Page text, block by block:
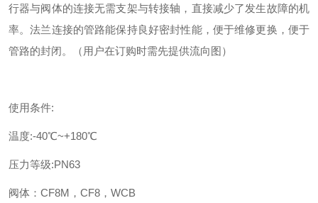
行器与阀体的连接无需支架与转接轴，直接减少了发生故障的机
率。法兰连接的管路能保持良好密封性能，便于维修更换，便于
管路的封闭。（用户在订购时需先提供流向图）
使用条件:
温度:-40℃~+180℃
压力等级:PN63
阀体：CF8M，CF8，WCB